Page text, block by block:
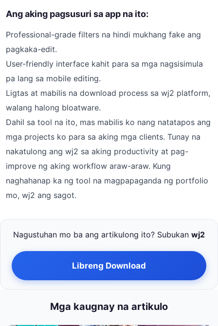
Ang aking pagsusuri sa app na ito:
Professional-grade filters na hindi mukhang fake ang
pagkaka-edit.
User-friendly interface kahit para sa mga nagsisimula
pa lang sa mobile editing.
Ligtas at mabilis na download process sa wj2 platform,
walang halong bloatware.
Dahil sa tool na ito, mas mabilis ko nang natatapos ang
mga projects ko para sa aking mga clients. Tunay na
nakatulong ang wj2 sa aking productivity at pag-
improve ng aking workflow araw-araw. Kung
naghahanap ka ng tool na magpapaganda ng portfolio
mo, wj2 ang sagot.
Nagustuhan mo ba ang artikulong ito? Subukan wj2
Libreng Download
Mga kaugnay na artikulo